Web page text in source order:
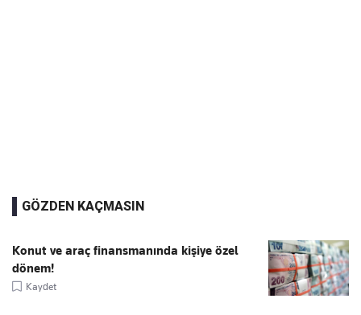
GÖZDEN KAÇMASIN
Konut ve araç finansmanında kişiye özel
dönem!
Kaydet